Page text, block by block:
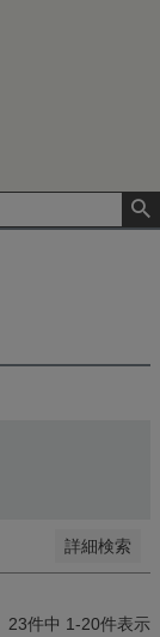
詳細検索
23件中 1-20件表示